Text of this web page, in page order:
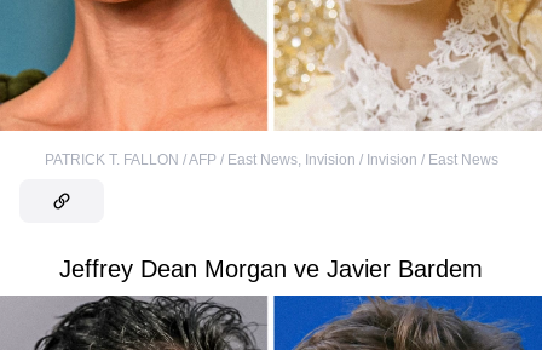
PATRICK T. FALLON / AFP / East News, Invision / Invision / East News
Jeffrey Dean Morgan ve Javier Bardem